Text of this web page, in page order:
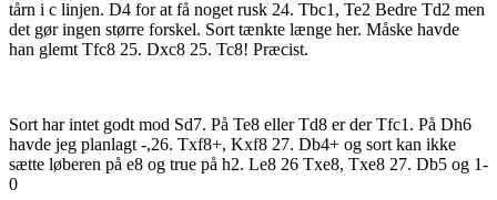
tårn i c linjen. D4 for at få noget rusk 24. Tbc1, Te2 Bedre Td2 men
det gør ingen større forskel. Sort tænkte længe her. Måske havde
han glemt Tfc8 25. Dxc8 25. Tc8! Præcist.
Sort har intet godt mod Sd7. På Te8 eller Td8 er der Tfc1. På Dh6
havde jeg planlagt -,26. Txf8+, Kxf8 27. Db4+ og sort kan ikke
sætte løberen på e8 og true på h2. Le8 26 Txe8, Txe8 27. Db5 og 1-
0